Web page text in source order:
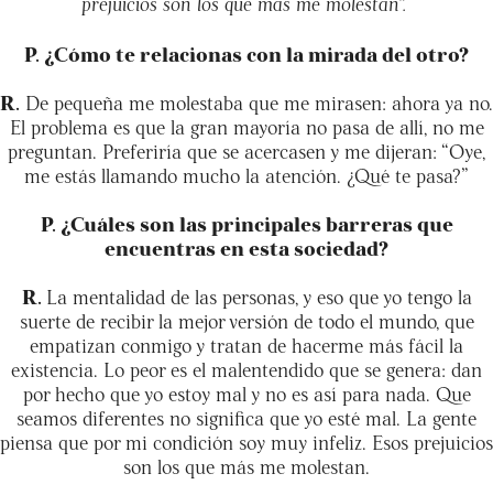
P. ¿Cómo te relacionas con la mirada del otro?
R. De pequeña me molestaba que me mirasen: ahora ya no.
El problema es que la gran mayoría no pasa de allí, no me
preguntan. Preferiría que se acercasen y me dijeran: “Oye,
me estás llamando mucho la atención. ¿Qué te pasa?”
P. ¿Cuáles son las principales barreras que
encuentras en esta sociedad?
R. La mentalidad de las personas, y eso que yo tengo la
suerte de recibir la mejor versión de todo el mundo, que
empatizan conmigo y tratan de hacerme más fácil la
existencia. Lo peor es el malentendido que se genera: dan
por hecho que yo estoy mal y no es así para nada. Que
seamos diferentes no significa que yo esté mal. La gente
piensa que por mi condición soy muy infeliz. Esos prejuicios
son los que más me molestan.